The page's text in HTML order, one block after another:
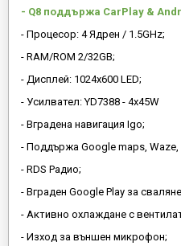
- Q8 поддържа CarPlay &
- Процесор: 4 Ядрен / 1.5GHz;
- RAM/ROM 2/32GB;
- Дисплей: 1024х600 LED;
- Усилвател: YD7388 - 4x45W
- Вградена навигация Igo;
- Поддържа Google maps, Waze,
- RDS Радио;
- Вграден Google Play за
- Активно охлаждане с
- Изход за външен микрофон;